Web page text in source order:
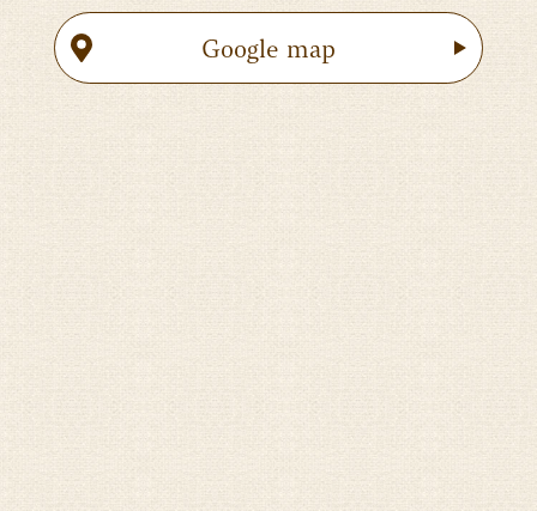
Google map